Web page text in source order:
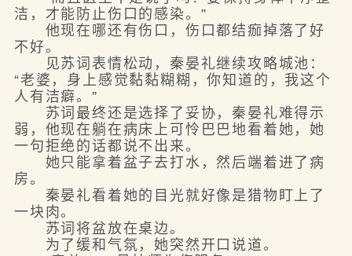
洁，才能防止伤口的感染。”
他现在哪还有伤口，伤口都结痂掉落了好
不好。
见苏词表情松动，秦晏礼继续攻略城池：
“老婆，身上感觉黏黏糊糊，你知道的，我这个
人有洁癖。”
苏词最终还是选择了妥协，秦晏礼难得示
弱，他现在躺在病床上可怜巴巴地看着她，她
一句拒绝的话都说不出来。
她只能拿着盆子去打水，然后端着进了病
房。
秦晏礼看着她的目光就好像是猎物盯上了
一块肉。
苏词将盆放在桌边。
为了缓和气氛，她突然开口说道。